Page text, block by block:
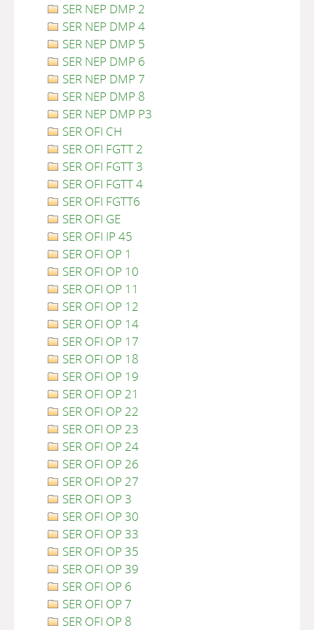
SER NEP DMP 2
SER NEP DMP 4
SER NEP DMP 5
SER NEP DMP 6
SER NEP DMP 7
SER NEP DMP 8
SER NEP DMP P3
SER OFI CH
SER OFI FGTT 2
SER OFI FGTT 3
SER OFI FGTT 4
SER OFI FGTT6
SER OFI GE
SER OFI IP 45
SER OFI OP 1
SER OFI OP 10
SER OFI OP 11
SER OFI OP 12
SER OFI OP 14
SER OFI OP 17
SER OFI OP 18
SER OFI OP 19
SER OFI OP 21
SER OFI OP 22
SER OFI OP 23
SER OFI OP 24
SER OFI OP 26
SER OFI OP 27
SER OFI OP 3
SER OFI OP 30
SER OFI OP 33
SER OFI OP 35
SER OFI OP 39
SER OFI OP 6
SER OFI OP 7
SER OFI OP 8